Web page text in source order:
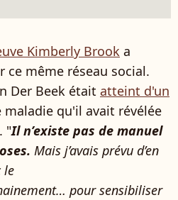
Kimberly Brook a
ce même réseau social.
Der Beek était atteint d'un
maladie qu'il avait révélée
"Il n’existe pas de manuel
Mais j’avais prévu d’en
le
pour sensibiliser